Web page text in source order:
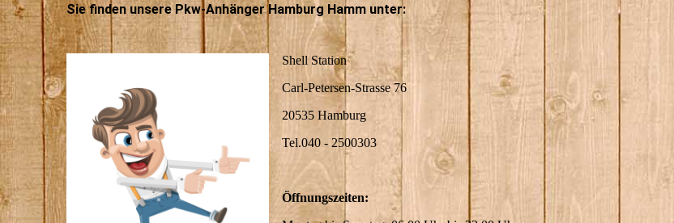
Sie finden unsere Pkw-Anhänger Hamburg Hamm unter:
Shell Station
Carl-Petersen-Strasse 76
20535 Hamburg
Tel.040 - 2500303
Öffnungszeiten: